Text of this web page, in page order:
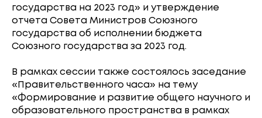
государства на 2023 год» и утверждение
отчета Совета Министров Союзного
государства об исполнении бюджета
Союзного государства за 2023 год.
В рамках сессии также состоялось заседание
«Правительственного часа» на тему
«Формирование и развитие общего научного и
образовательного пространства в рамках